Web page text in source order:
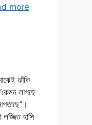
more
ঝাঁকি
লাগছে
হাসি